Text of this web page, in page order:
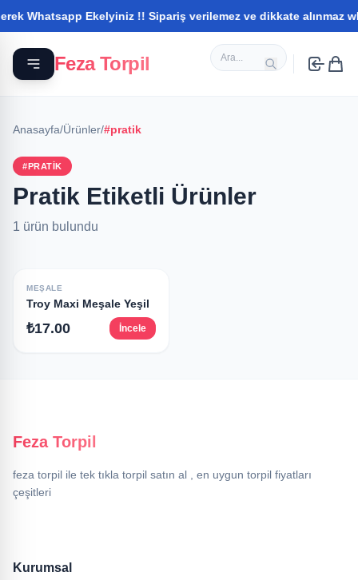
Whatsapp Ekelyiniz !! Sipariş verilemez ve dikkate alınmaz
Feza Torpil
Anasayfa/Ürünler/#pratik
#PRATIK
Pratik Etiketli Ürünler
1 ürün bulundu
MEŞALE
Troy Maxi Meşale Yeşil
₺17.00 İncele
Feza Torpil
feza torpil ile tek tıkla torpil satın al , en uygun torpil fiyatları
çeşitleri
Kurumsal